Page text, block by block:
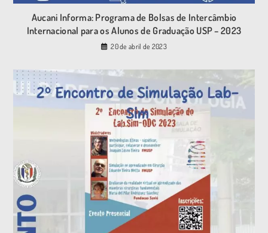
Aucani Informa: Programa de Bolsas de Intercâmbio
Internacional para os Alunos de Graduação USP – 2023
20 de abril de 2023